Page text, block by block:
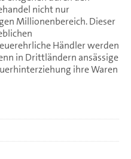
nicht nur
Millionenbereich. Dieser
Händler werden
in Drittländern ansässige
ihre Waren